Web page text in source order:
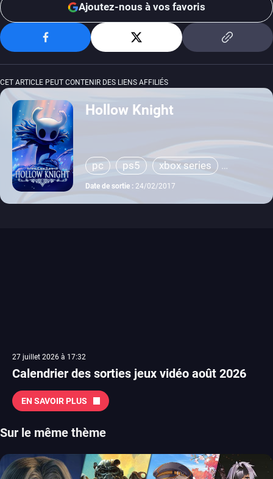
Ajoutez-nous à vos favoris
CET ARTICLE PEUT CONTENIR DES LIENS AFFILIÉS
Hollow Knight
pc ps5
xbox series
switch
ps4
Date de sortie : 24/02/2017
27 juillet 2026 à 17:32
Calendrier des sorties jeux vidéo août 2026
EN SAVOIR PLUS
Sur le même thème